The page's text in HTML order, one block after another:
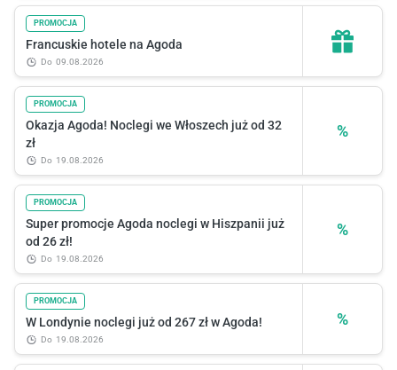
PROMOCJA
Francuskie hotele na Agoda
do 09.08.2026
%
PROMOCJA
Okazja Agoda! Noclegi we Włoszech już od 32
zł
do 19.08.2026
%
PROMOCJA
Super promocje Agoda noclegi w Hiszpanii już
od 26 zł!
do 19.08.2026
%
PROMOCJA
W Londynie noclegi już od 267 zł w Agoda!
do 19.08.2026